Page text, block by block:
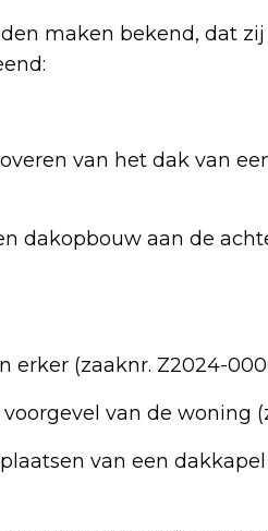
maken bekend, dat
van het dak van
dakopbouw aan de
(zaaknr. Z2024-
van de woning
van een